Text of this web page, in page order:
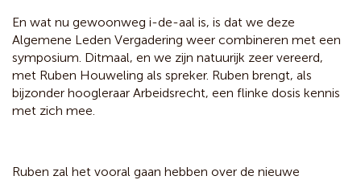
En wat nu gewoonweg i-de-aal is, is dat we deze
Algemene Leden Vergadering weer combineren met een
symposium. Ditmaal, en we zijn natuurijk zeer vereerd,
met Ruben Houweling als spreker. Ruben brengt, als
bijzonder hoogleraar Arbeidsrecht, een flinke dosis kennis
met zich mee.
Ruben zal het vooral gaan hebben over de nieuwe